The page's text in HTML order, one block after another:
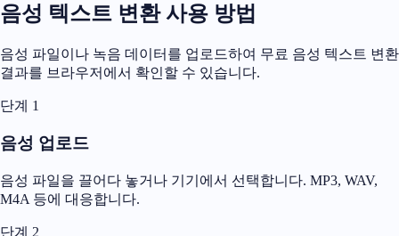
음성 텍스트 변환 사용 방법
음성 파일이나 녹음 데이터를 업로드하여 무료 음성 텍스트 변환
결과를 브라우저에서 확인할 수 있습니다.
단계 1
음성 업로드
음성 파일을 끌어다 놓거나 기기에서 선택합니다. MP3, WAV,
M4A 등에 대응합니다.
단계 2